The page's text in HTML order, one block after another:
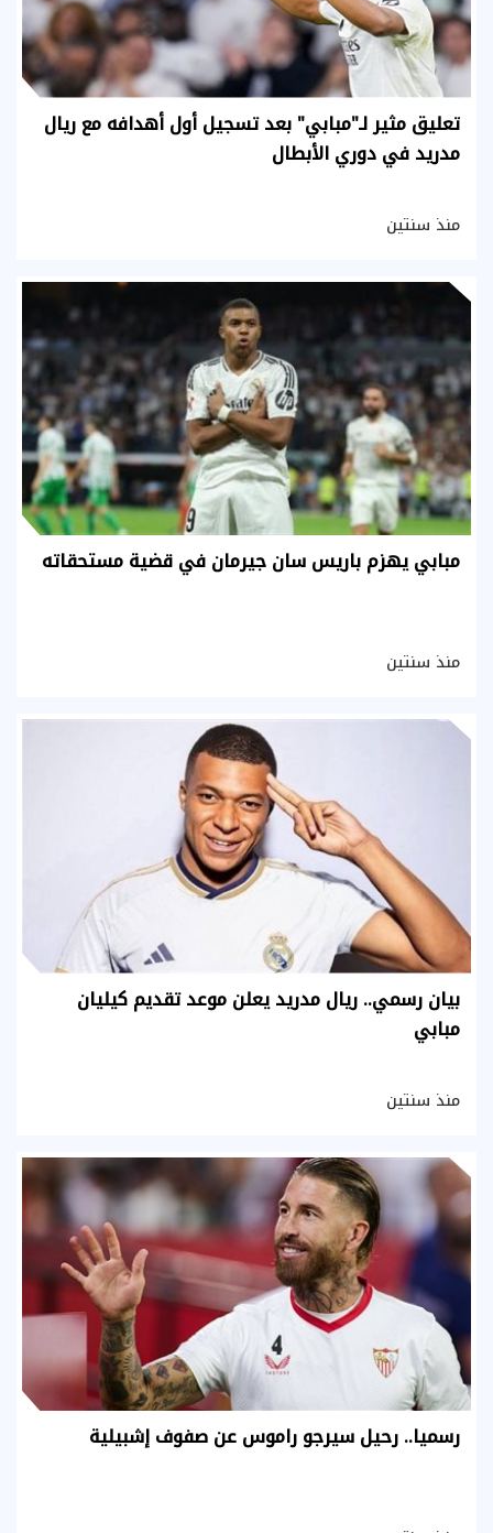
تعليق مثير لـ"مبابي" بعد تسجيل أول أهدافه مع ريال
مدريد في دوري الأبطال
منذ سنتين
مبابي يهزم باريس سان جيرمان في قضية مستحقاته
منذ سنتين
بيان رسمي.. ريال مدريد يعلن موعد تقديم كيليان
مبابي
منذ سنتين
رسميا.. رحيل سيرجو راموس عن صفوف إشبيلية